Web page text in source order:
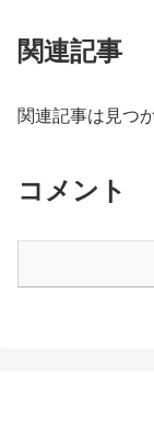
関連記事
関連記事は見つ
コメント